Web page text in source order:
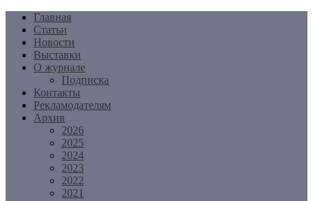
Перейти
содержимому
Главная
Статьи
Новости
Выставки
О журнале
Подписка
Контакты
Рекламодателям
Архив
2026
2025
2024
2023
2022
2021